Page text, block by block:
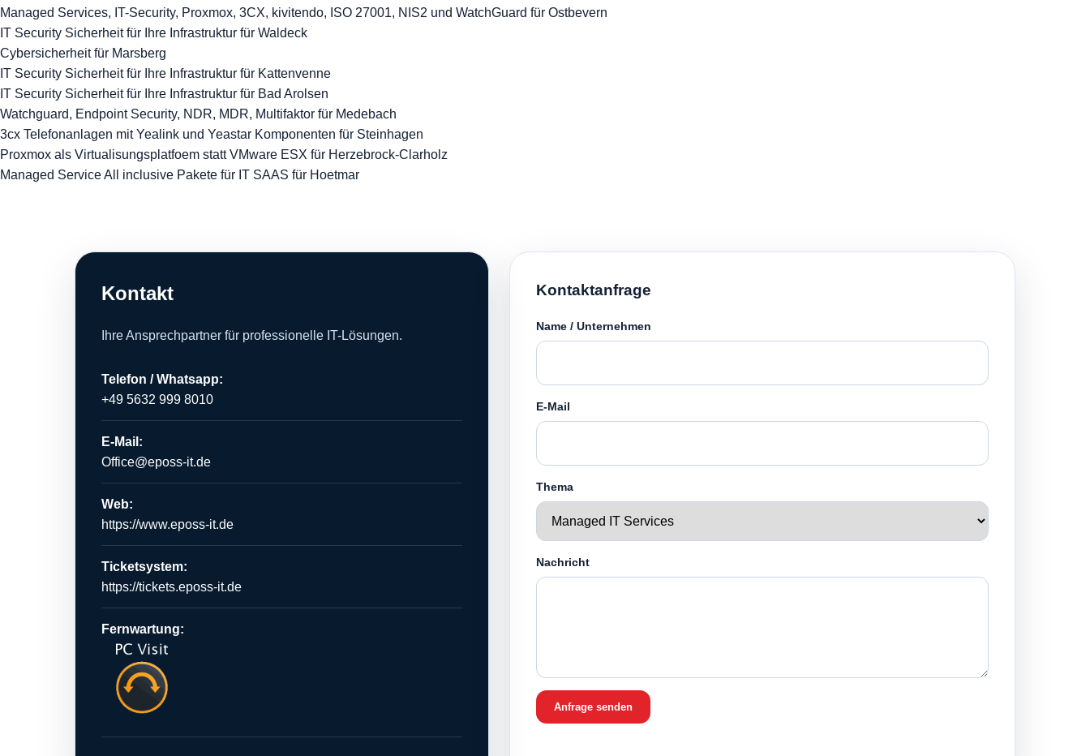
Managed Services, IT-Security, Proxmox, 3CX, kivitendo, ISO 27001, NIS2 und WatchGuard für Ostbevern
IT Security Sicherheit für Ihre Infrastruktur für Waldeck
Cybersicherheit für Marsberg
IT Security Sicherheit für Ihre Infrastruktur für Kattenvenne
IT Security Sicherheit für Ihre Infrastruktur für Bad Arolsen
Watchguard, Endpoint Security, NDR, MDR, Multifaktor für Medebach
3cx Telefonanlagen mit Yealink und Yeastar Komponenten für Steinhagen
Proxmox als Virtualisungsplatfoem statt VMware ESX für Herzebrock-Clarholz
Managed Service All inclusive Pakete für IT SAAS für Hoetmar
Kontakt
Ihre Ansprechpartner für professionelle IT-Lösungen.
Telefon / Whatsapp:
+49 5632 999 8010
E-Mail:
Office@eposs-it.de
Web:
https://www.eposs-it.de
Ticketsystem:
https://tickets.eposs-it.de
Fernwartung:
Kontaktanfrage
Name / Unternehmen
E-Mail
Thema
Nachricht
Anfrage senden